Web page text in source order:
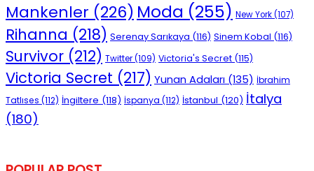
Mankenler (226) Moda (255) New York(107)
Rihanna (218) Serenay Sarıkaya (116) Sinem Kobal (116)
Survivor (212) Twitter(109) Victoria's Secret (115)
Victoria Secret (217) Yunan Adaları (135) İbrahim
Tatlıses (112) İngiltere (118) İspanya (112) İstanbul (120) İtalya
(180)